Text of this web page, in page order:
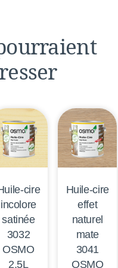
cire
incolore
satinée
3032
OSMO
2,5L
Huile-cire
effet
naturel
mate
3041
OSMO